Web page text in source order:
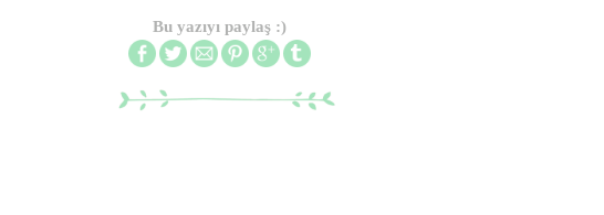
Bu yazıyı paylaş :)